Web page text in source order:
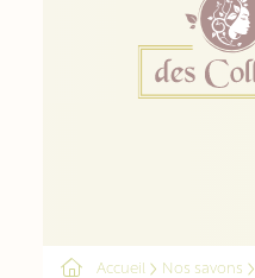
Accueil Nos savons